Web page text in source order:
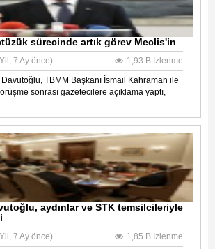
sürecinde artık görev Meclis'in
7 Ay önce)
1,93 B İzlenme
TBMM Başkanı İsmail Kahraman ile
sonrası gazetecilere açıklama yaptı,
aydınlar ve STK temsilcileriyle
7 Ay önce) 1,85 B İzlenme